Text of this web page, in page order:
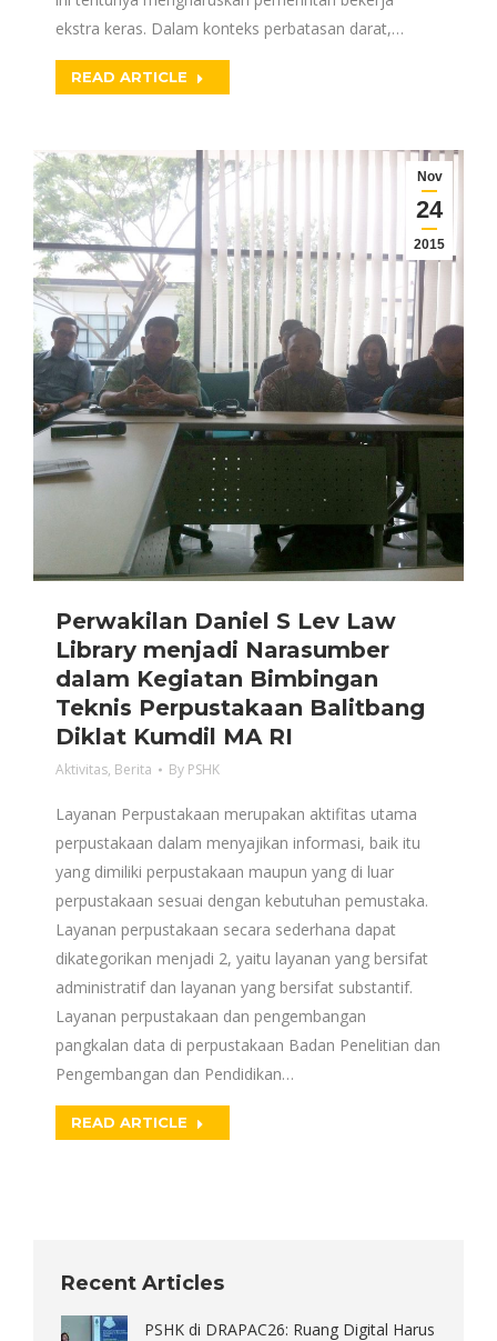
ekstra keras. Dalam konteks perbatasan darat,…
READ ARTICLE
Nov
24
2015
Perwakilan Daniel S Lev Law
Library menjadi Narasumber
dalam Kegiatan Bimbingan
Teknis Perpustakaan Balitbang
Diklat Kumdil MA RI
Aktivitas, Berita By PSHK
Layanan Perpustakaan merupakan aktifitas utama
perpustakaan dalam menyajikan informasi, baik itu
yang dimiliki perpustakaan maupun yang di luar
perpustakaan sesuai dengan kebutuhan pemustaka.
Layanan perpustakaan secara sederhana dapat
dikategorikan menjadi 2, yaitu layanan yang bersifat
administratif dan layanan yang bersifat substantif.
Layanan perpustakaan dan pengembangan
pangkalan data di perpustakaan Badan Penelitian dan
Pengembangan dan Pendidikan…
READ ARTICLE
Recent Articles
PSHK di DRAPAC26: Ruang Digital Harus